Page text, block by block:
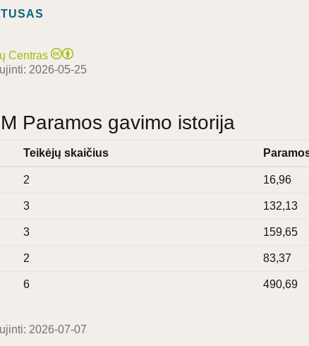
Centras
2026-05-25
Paramos gavimo istorija
Teikėjų skaičius
2 16,96
3 132,13
3 159,65
2 83,37
6 490,69
2026-07-07